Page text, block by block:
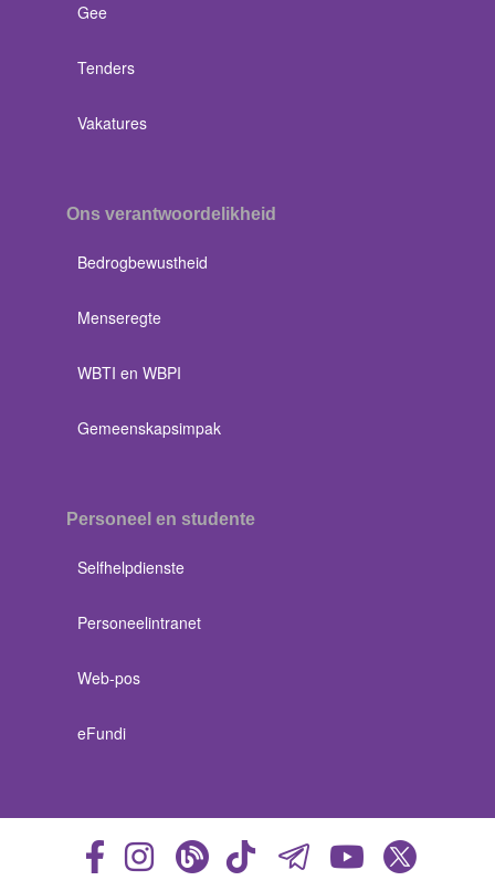
Gee
Tenders
Vakatures
Ons verantwoordelikheid
Bedrogbewustheid
Menseregte
WBTI en WBPI
Gemeenskapsimpak
Personeel en studente
Selfhelpdienste
Personeelintranet
Web-pos
eFundi